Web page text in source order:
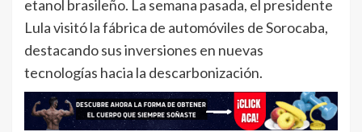
etanol brasileño. La semana pasada, el presidente
Lula visitó la fábrica de automóviles de Sorocaba,
destacando sus inversiones en nuevas
tecnologías hacia la descarbonización.